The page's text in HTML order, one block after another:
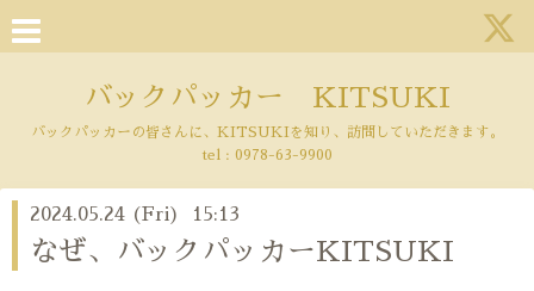
バックパッカー KITSUKI
バックパッカーの皆さんに、KITSUKIを知り、訪問していただきます。
tel : 0978-63-9900
2024.05.24 (Fri) 15:13
なぜ、バックパッカーKITSUKI